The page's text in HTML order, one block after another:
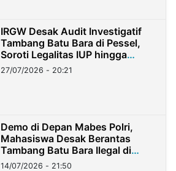
IRGW Desak Audit Investigatif
Tambang Batu Bara di Pessel,
Soroti Legalitas IUP hingga
Stockpile
27/07/2026 - 20:21
Demo di Depan Mabes Polri,
Mahasiswa Desak Berantas
Tambang Batu Bara Ilegal di
Lampung
14/07/2026 - 21:50